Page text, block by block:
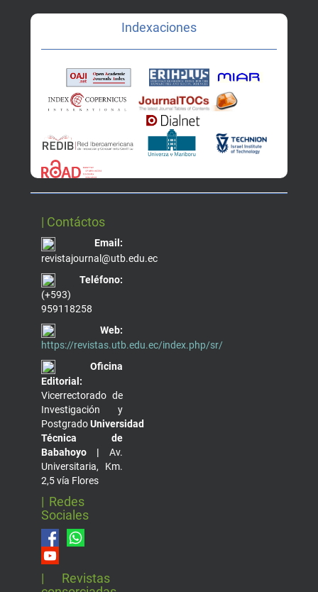
Indexaciones
| Contáctos
Email:
revistajournal@utb.edu.ec
Teléfono:
(+593)
959118258
Web:
https://revistas.utb.edu.ec/index.php/sr/
Oficina
Editorial:
Vicerrectorado de
Investigación y
PostgradoUniversidad
Técnica de
Babahoyo | Av.
Universitaria, Km.
2,5 vía Flores
| Redes
Sociales
| Revistas